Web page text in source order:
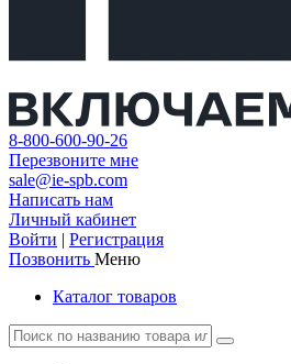
8-800-600-90-26
Перезвоните мне
sale@ie-spb.com
Написать нам
Личный кабинет
Войти | Регистрация
Позвонить Меню
Каталог товаров